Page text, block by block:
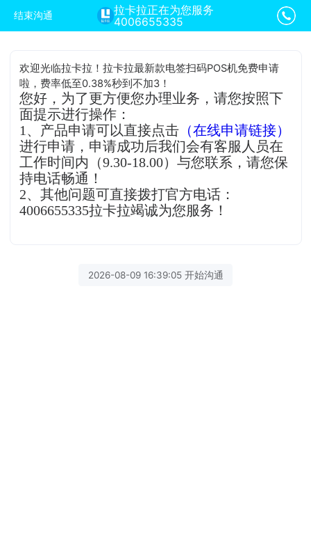
结束沟通
拉卡拉正在为您服务
4006655335
欢迎光临拉卡拉！拉卡拉最新款电签扫码POS机免费申请
啦，费率低至0.38%秒到不加3！
您好，为了更方便您办理业务，请您按照下
面提示进行操作：
1、产品申请可以直接点击 （在线申请链接）
进行申请，申请成功后我们会有客服人员在
工作时间内（9.30-18.00）与您联系，请您保
持电话畅通！
2、其他问题可直接拨打官方电话：
4006655335拉卡拉竭诚为您服务！
2026-08-09 16:39:05 开始沟通